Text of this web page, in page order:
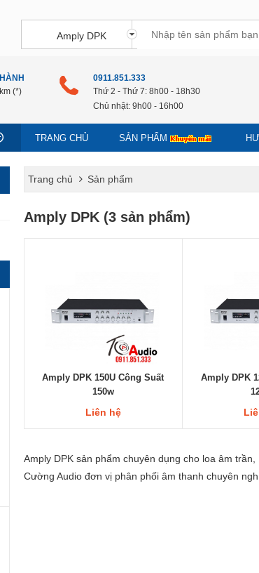
(*)
0911.851.333
Thứ 2 - Thứ 7: 8h00 - 18h30
Chủ nhật: 9h00 - 16h00
TRANG CHỦ SẢN PHẨM
Trang chủ Sản phẩm
Amply DPK (3 sản phẩm)
Amply DPK 150U Công Suất
150w
Liên hệ
Amply DPK
Amply DPK sản phẩm chuyên dụng cho loa âm
Cường Audio đơn vị phân phối âm thanh chuyên